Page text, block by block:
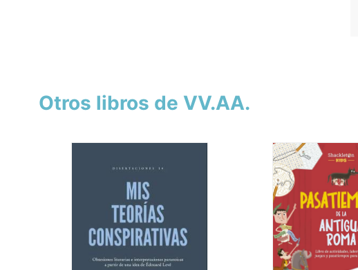
Otros libros de VV.AA.